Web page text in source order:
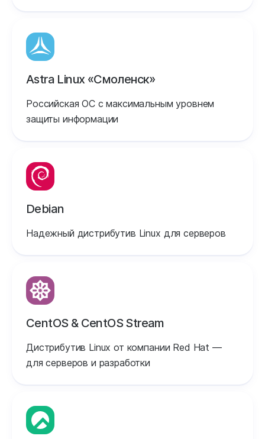
Astra Linux «Смоленск»
Российская ОС с максимальным уровнем
защиты информации
Debian
Надежный дистрибутив Linux для серверов
CentOS & CentOS Stream
Дистрибутив Linux от компании Red Hat —
для серверов и разработки